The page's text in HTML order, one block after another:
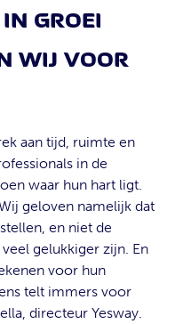
GROEI
WIJ VOOR
aan tijd, ruimte en
in de
waar hun hart ligt.
geloven namelijk dat
en niet de
gelukkiger zijn. En
voor hun
telt immers voor
directeur Yesway.